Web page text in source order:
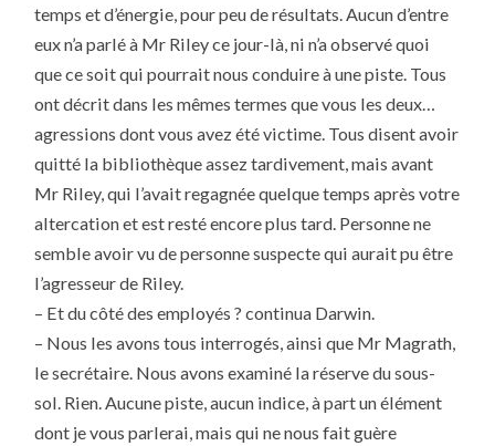
temps et d’énergie, pour peu de résultats. Aucun d’entre
eux n’a parlé à Mr Riley ce jour-là, ni n’a observé quoi
que ce soit qui pourrait nous conduire à une piste. Tous
ont décrit dans les mêmes termes que vous les deux…
agressions dont vous avez été victime. Tous disent avoir
quitté la bibliothèque assez tardivement, mais avant
Mr Riley, qui l’avait regagnée quelque temps après votre
altercation et est resté encore plus tard. Personne ne
semble avoir vu de personne suspecte qui aurait pu être
l’agresseur de Riley.
– Et du côté des employés ? continua Darwin.
– Nous les avons tous interrogés, ainsi que Mr Magrath,
le secrétaire. Nous avons examiné la réserve du sous-
sol. Rien. Aucune piste, aucun indice, à part un élément
dont je vous parlerai, mais qui ne nous fait guère